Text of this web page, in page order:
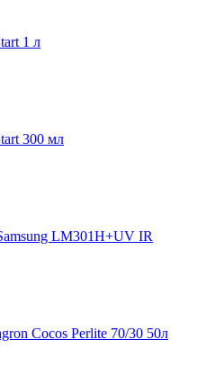
1 л
300 мл
LM301H+UV IR
Cocos Perlite 70/30 50л